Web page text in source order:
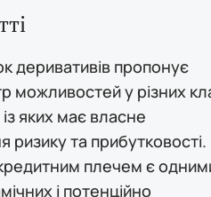
деривативів пропонує
можливостей у різних
яких має власне
ризику та прибутковості.
плечем є
і потенційно